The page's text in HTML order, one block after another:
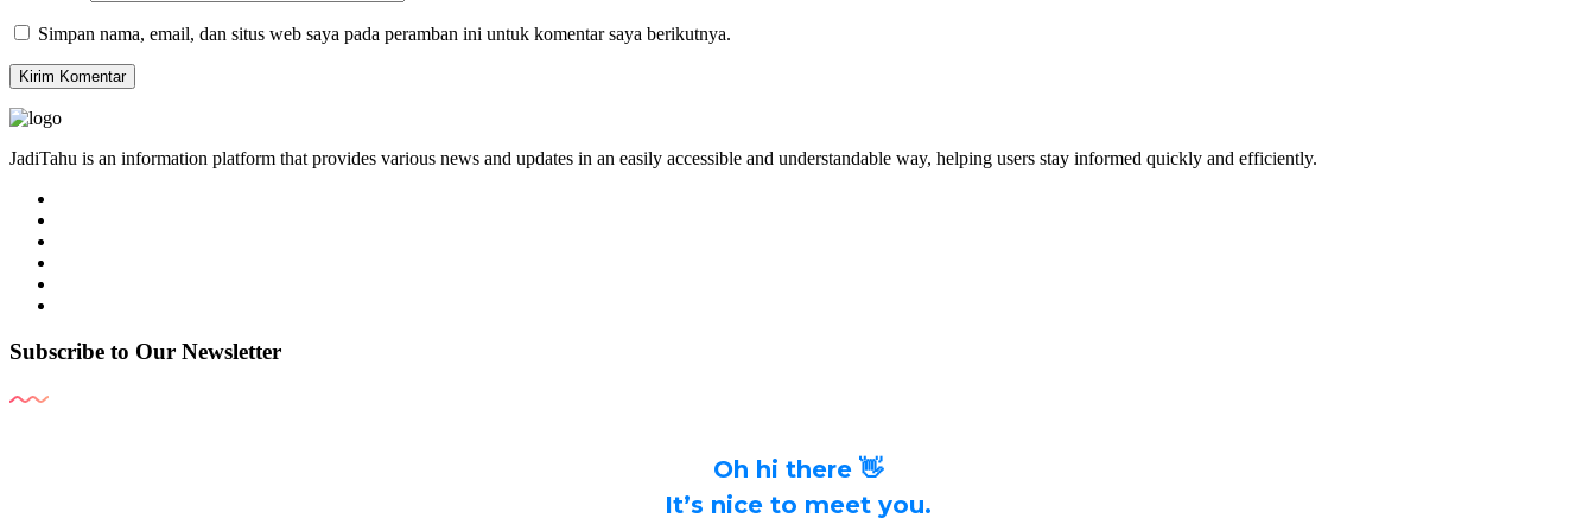
Simpan nama, email, dan situs web saya pada peramban ini untuk komentar saya berikutnya.
JadiTahu is an information platform that provides various news and updates in an easily accessible and understandable way, helping users stay informed quickly and efficiently.
Subscribe to Our Newsletter
Oh hi there 👋
It’s nice to meet you.